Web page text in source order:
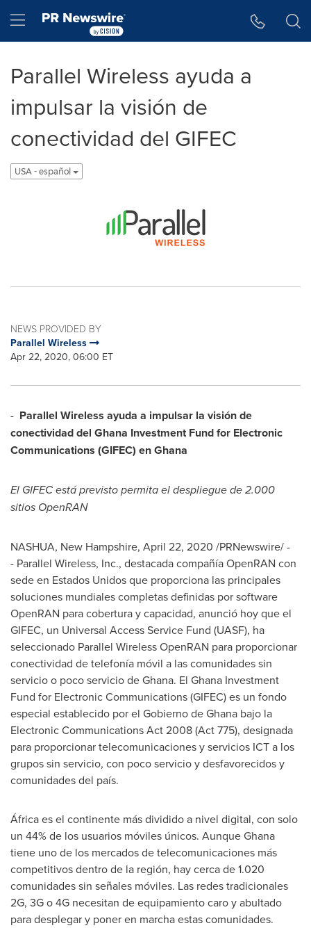
Hamburger menu
Parallel Wireless ayuda a
impulsar la visión de
conectividad del GIFEC
USA - español
NEWS PROVIDED BY
Parallel Wireless
Apr 22, 2020, 06:00 ET
- Parallel Wireless ayuda a impulsar la visión de
conectividad del Ghana Investment Fund for Electronic
Communications (GIFEC) enGhana
El GIFEC está previsto permita el despliegue de 2.000
sitios OpenRAN
NASHUA, New Hampshire, April 22, 2020 /PRNewswire/ -
- Parallel Wireless, Inc., destacada compañía OpenRAN con
sede en Estados Unidos que proporciona las principales
soluciones mundiales completas definidas por software
OpenRAN para cobertura y capacidad, anunció hoy que el
GIFEC, un Universal Access Service Fund (UASF), ha
seleccionado Parallel Wireless OpenRAN para proporcionar
conectividad de telefonía móvil a las comunidades sin
servicio o poco servicio deGhana. El Ghana Investment
Fund for Electronic Communications (GIFEC) es un fondo
especial establecido por el Gobierno deGhana bajo la
Electronic Communications Act 2008 (Act 775), designada
para proporcionar telecomunicaciones y servicios ICT a los
grupos sin servicio, con poco servicio y desfavorecidos y
comunidades del país.
África es el continente más dividido a nivel digital, con solo
un 44% de los usuarios móviles únicos. Aunque Ghana
tiene uno de los mercados de telecomunicaciones más
competitivos dentro de la región, hay cerca de 1.020
comunidades sin señales móviles. Las redes tradicionales
2G, 3G o 4G necesitan de equipamiento caro y abultado
para desplegar y poner en marcha estas comunidades.